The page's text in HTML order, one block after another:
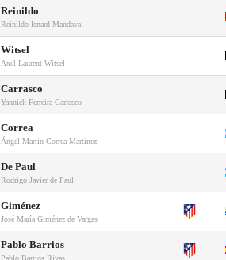
Reinildo
Reinildo Isnard Mandava
Witsel
Axel Laurent Witsel
Carrasco
Yannick Ferreira Carrasco
Correa
Ángel Martín Correa Martínez
De Paul
Rodrigo Javier de Paul
Giménez
José María Giménez de Vargas
Pablo Barrios
Pablo Barrios Rivas